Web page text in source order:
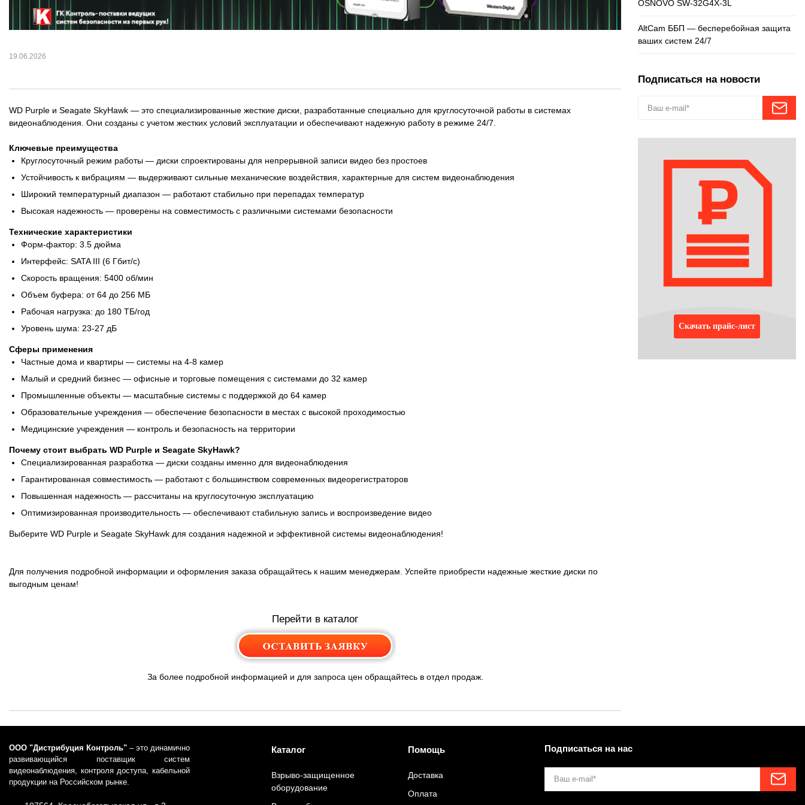
Монтажные и
Охранно-пожарная
сигнализация
Сетевое
оборудование
Тепло и комфорт
компоненты СКС
OSNOVO SW-32G4X-3L
AltCam ББП — бесперебойная защита
ваших систем 24/7
Подписаться на новости
Скачать прайс-лист
19.06.2026
WD Purple и Seagate SkyHawk — это специализированные жесткие диски, разработанные специально для круглосуточной работы в системах
видеонаблюдения. Они созданы с учетом жестких условий эксплуатации и обеспечивают надежную работу в режиме 24/7.
Ключевые преимущества
Круглосуточный режим работы — диски спроектированы для непрерывной записи видео без простоев
Устойчивость к вибрациям — выдерживают сильные механические воздействия, характерные для систем видеонаблюдения
Широкий температурный диапазон — работают стабильно при перепадах температур
Высокая надежность — проверены на совместимость с различными системами безопасности
Технические характеристики
Форм-фактор: 3.5 дюйма
Интерфейс: SATA III (6 Гбит/с)
Скорость вращения: 5400 об/мин
Объем буфера: от 64 до 256 МБ
Рабочая нагрузка: до 180 ТБ/год
Уровень шума: 23-27 дБ
Сферы применения
Частные дома и квартиры — системы на 4-8 камер
Малый и средний бизнес — офисные и торговые помещения с системами до 32 камер
Промышленные объекты — масштабные системы с поддержкой до 64 камер
Образовательные учреждения — обеспечение безопасности в местах с высокой проходимостью
Медицинские учреждения — контроль и безопасность на территории
Почему стоит выбрать WD Purple и Seagate SkyHawk?
Специализированная разработка — диски созданы именно для видеонаблюдения
Гарантированная совместимость — работают с большинством современных видеорегистраторов
Повышенная надежность — рассчитаны на круглосуточную эксплуатацию
Оптимизированная производительность — обеспечивают стабильную запись и воспроизведение видео
Выберите WD Purple и Seagate SkyHawk для создания надежной и эффективной системы видеонаблюдения!
Для получения подробной информации и оформления заказа обращайтесь к нашим менеджерам. Успейте приобрести надежные жесткие диски по
выгодным ценам!
Перейти в каталог
За более подробной информацией и для запроса цен обращайтесь в отдел продаж.
ООО "Дистрибуция Контроль" – это динамично
развивающийся поставщик систем
видеонаблюдения, контроля доступа, кабельной
продукции на Российском рынке.
Каталог
Взрыво-защищенное
оборудование
Помощь
Доставка
Оплата
Подписаться на нас